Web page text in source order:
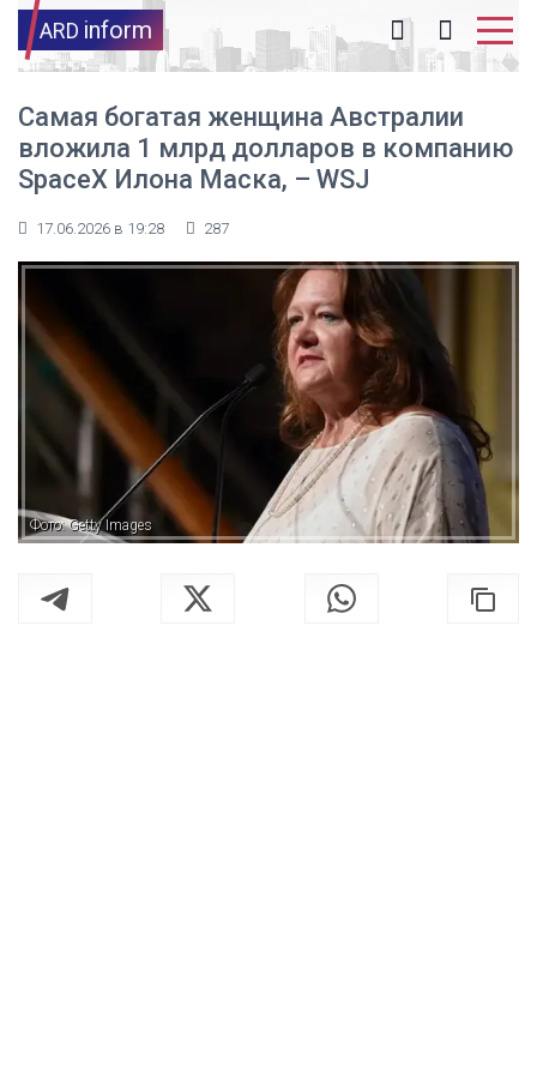
ARD inform
Самая богатая женщина Австралии
вложила 1 млрд долларов в компанию
SpaceX Илона Маска, – WSJ
17.06.2026 в 19:28 287
Фото: Getty Images